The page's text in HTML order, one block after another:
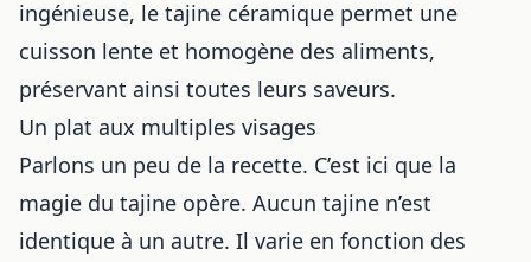
ingénieuse, le tajine céramique permet une
cuisson lente et homogène des aliments,
préservant ainsi toutes leurs saveurs.
Un plat aux multiples visages
Parlons un peu de la recette. C’est ici que la
magie du tajine opère. Aucun tajine n’est
identique à un autre. Il varie en fonction des